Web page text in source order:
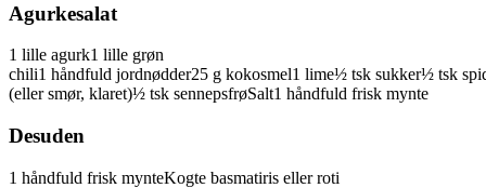
Agurkesalat
1 lille agurk1 lille grøn
chili1 håndfuld jordnødder25 g kokosmel1 lime½ tsk sukker½ tsk
(eller smør, klaret)½ tsk sennepsfrøSalt1 håndfuld frisk mynte
Desuden
1 håndfuld frisk mynteKogte basmatiris eller roti